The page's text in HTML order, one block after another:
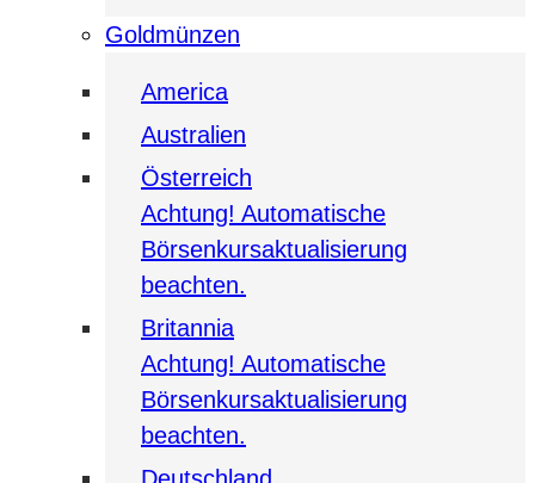
Goldmünzen
America
Australien
Österreich
Achtung! Automatische
Börsenkursaktualisierung
beachten.
Britannia
Achtung! Automatische
Börsenkursaktualisierung
beachten.